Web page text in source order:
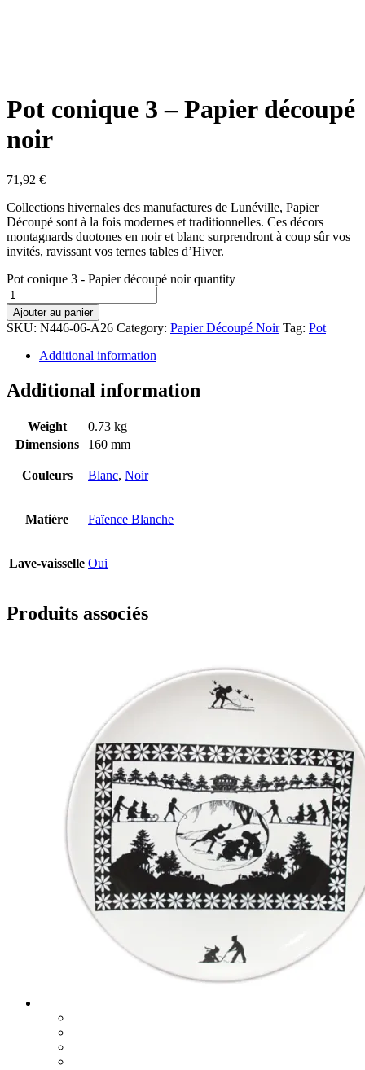
Pot conique 3 – Papier découpé
noir
71,92 €
Collections hivernales des manufactures de Lunéville, Papier
Découpé sont à la fois modernes et traditionnelles. Ces décors
montagnards duotones en noir et blanc surprendront à coup sûr vos
invités, ravissant vos ternes tables d’Hiver.
Pot conique 3 - Papier découpé noir quantity
Ajouter au panier
SKU: N446-06-A26 Category: Papier Découpé Noir Tag: Pot
Additional information
Additional information
Weight
0.73 kg
Dimensions
160 mm
Couleurs Blanc, Noir
Matière Faïence Blanche
Lave-vaisselle Oui
Produits associés